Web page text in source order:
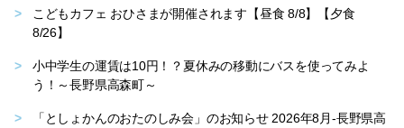
こどもカフェ おひさまが開催されます【昼食 8/8】【夕食
8/26】
小中学生の運賃は10円！？夏休みの移動にバスを使ってみよ
う！～長野県高森町～
「としょかんのおたのしみ会」のお知らせ 2026年8月-長野県高